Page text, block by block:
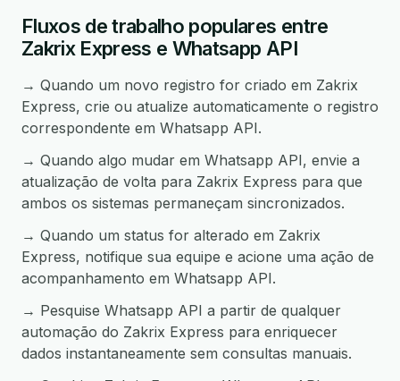
Fluxos de trabalho populares entre
Zakrix Express e Whatsapp API
→ Quando um novo registro for criado em Zakrix
Express, crie ou atualize automaticamente o registro
correspondente em Whatsapp API.
→ Quando algo mudar em Whatsapp API, envie a
atualização de volta para Zakrix Express para que
ambos os sistemas permaneçam sincronizados.
→ Quando um status for alterado em Zakrix
Express, notifique sua equipe e acione uma ação de
acompanhamento em Whatsapp API.
→ Pesquise Whatsapp API a partir de qualquer
automação do Zakrix Express para enriquecer
dados instantaneamente sem consultas manuais.